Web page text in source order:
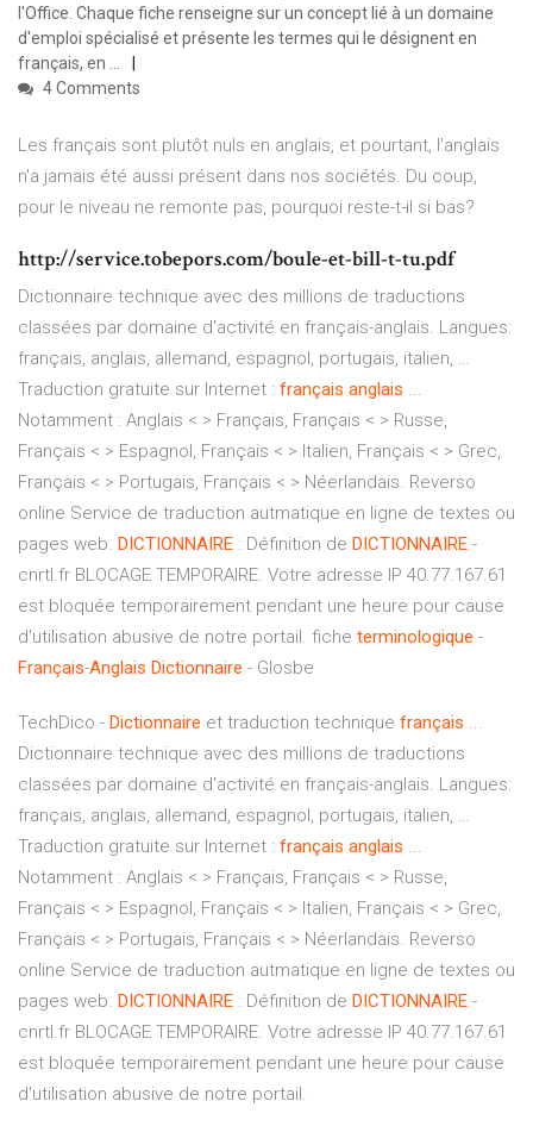
l'Office. Chaque fiche renseigne sur un concept lié à un domaine
d'emploi spécialisé et présente les termes qui le désignent en
français, en …
4 Comments
Les français sont plutôt nuls en anglais, et pourtant, l'anglais
n'a jamais été aussi présent dans nos sociétés. Du coup,
pour le niveau ne remonte pas, pourquoi reste-t-il si bas?
http://service.tobepors.com/boule-et-bill-t-tu.pdf
Dictionnaire technique avec des millions de traductions
classées par domaine d'activité en français-anglais. Langues:
français, anglais, allemand, espagnol, portugais, italien, …
Traduction gratuite sur Internet : français anglais ...
Notamment : Anglais < > Français, Français < > Russe,
Français < > Espagnol, Français < > Italien, Français < > Grec,
Français < > Portugais, Français < > Néerlandais. Reverso
online Service de traduction autmatique en ligne de textes ou
pages web. DICTIONNAIRE : Définition de DICTIONNAIRE -
cnrtl.fr BLOCAGE TEMPORAIRE. Votre adresse IP 40.77.167.61
est bloquée temporairement pendant une heure pour cause
d'utilisation abusive de notre portail. fiche terminologique -
Français-Anglais Dictionnaire - Glosbe
TechDico - Dictionnaire et traduction technique français ...
Dictionnaire technique avec des millions de traductions
classées par domaine d'activité en français-anglais. Langues:
français, anglais, allemand, espagnol, portugais, italien, …
Traduction gratuite sur Internet : français anglais ...
Notamment : Anglais < > Français, Français < > Russe,
Français < > Espagnol, Français < > Italien, Français < > Grec,
Français < > Portugais, Français < > Néerlandais. Reverso
online Service de traduction autmatique en ligne de textes ou
pages web. DICTIONNAIRE : Définition de DICTIONNAIRE -
cnrtl.fr BLOCAGE TEMPORAIRE. Votre adresse IP 40.77.167.61
est bloquée temporairement pendant une heure pour cause
d'utilisation abusive de notre portail.